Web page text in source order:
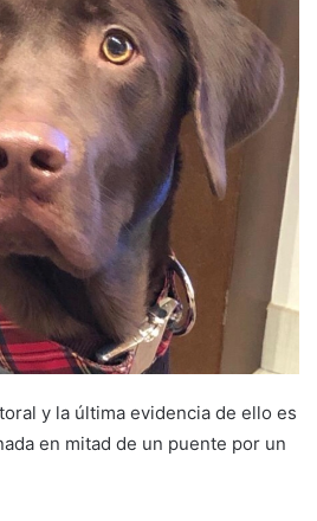
y la última evidencia de ello es
en mitad de un puente por un